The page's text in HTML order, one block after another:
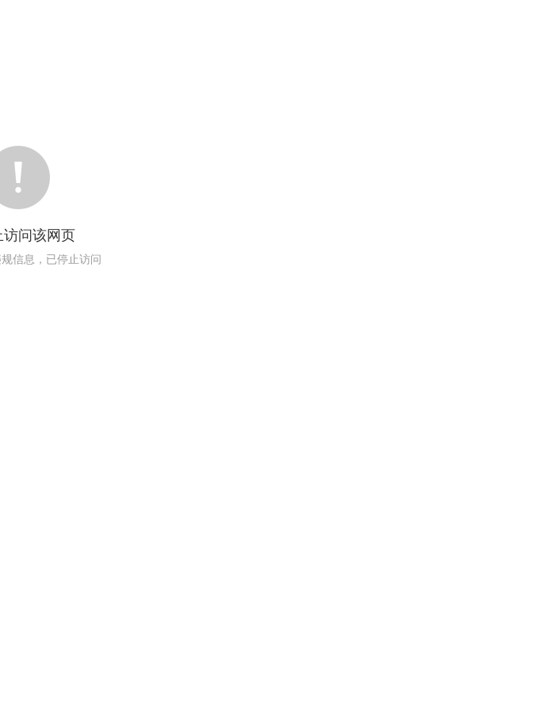
访问该网页
信息，已停止访问